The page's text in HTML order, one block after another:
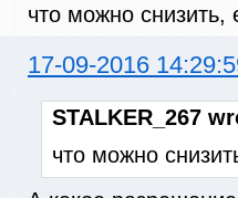
что можно снизить,
17-09-2016
STALKER_267
что можно